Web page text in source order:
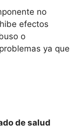
no
efectos
o
ya que
de salud